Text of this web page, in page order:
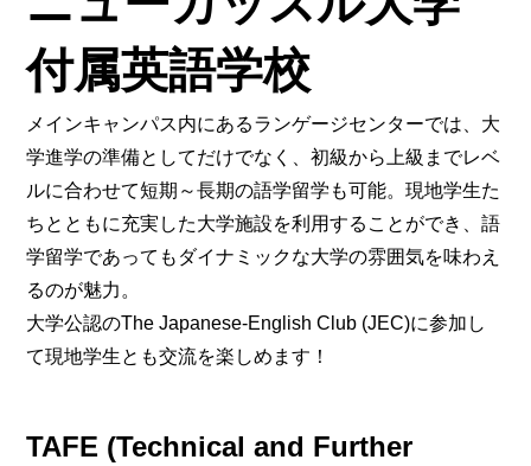
TAFE (Technical and Further
付属英語学校
メインキャンパス内にあるランゲージセンターでは、大
学進学の準備としてだけでなく、初級から上級までレベ
ルに合わせて短期～長期の語学留学も可能。現地学生た
ちとともに充実した大学施設を利用することができ、語
学留学であってもダイナミックな大学の雰囲気を味わえ
るのが魅力。
大学公認のThe Japanese-English Club (JEC)に参加し
て現地学生とも交流を楽しめます！